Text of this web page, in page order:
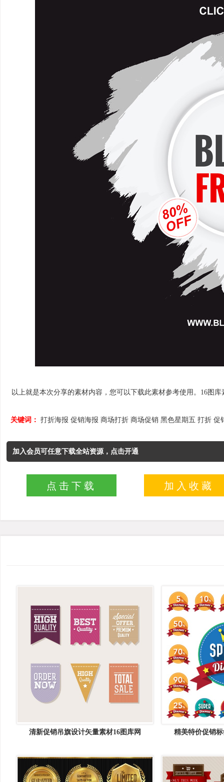
以上就是本次分享的素材内容，您可以下载此素材参考使用。16图
关键词： 打折海报 促销海报 商场打折 商场促销 黑色星期五 打折 促
加入会员可任意下载全站资源，点击开通
点击下载 加入收藏
清新促销吊旗设计矢量素材16图库网 精美特价促销